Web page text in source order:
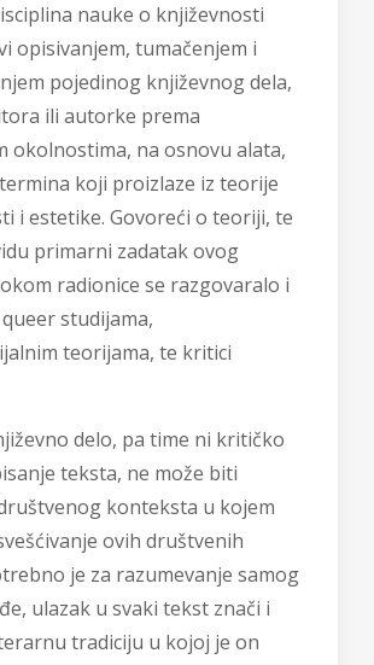
nauke o književnosti
opisivanjem, tumačenjem i
pojedinog književnog dela,
ili autorke prema
okolnostima, na osnovu alata,
koji proizlaze iz teorije
i estetike. Govoreći o teoriji, te
primarni zadatak ovog
radionice se razgovaralo i
studijama,
teorijama, te kritici
delo, pa time ni kritičko
teksta, ne može biti
konteksta u kojem
ovih društvenih
je za razumevanje samog
ulazak u svaki tekst znači i
tradiciju u kojoj je on